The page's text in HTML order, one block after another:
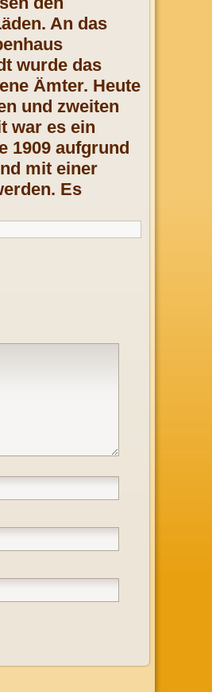
An das
wurde das
Ämter. Heute
und zweiten
war es ein
1909 aufgrund
mit einer
Es